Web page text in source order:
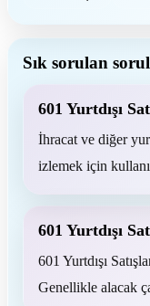
Sık sorulan
601 Yurtdışı
İhracat ve diğer
izlemek için
601 Yurtdışı
601 Yurtdışı
Genellikle alacak